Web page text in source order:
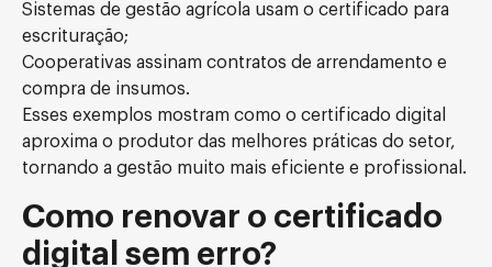
Sistemas de gestão agrícola usam o certificado para
escrituração;
Cooperativas assinam contratos de arrendamento e
compra de insumos.
Esses exemplos mostram como o certificado digital
aproxima o produtor das melhores práticas do setor,
tornando a gestão muito mais eficiente e profissional.
Como renovar o certificado
digital sem erro?